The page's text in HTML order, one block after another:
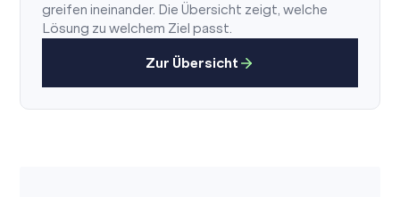
greifen ineinander. Die Übersicht zeigt, welche
Lösung zu welchem Ziel passt.
Zur Übersicht